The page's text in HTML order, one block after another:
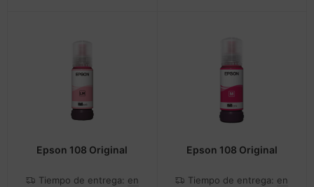
Epson 108 Original
Tiempo de entrega: en
Epson 108 Original
Tiempo de entrega: en